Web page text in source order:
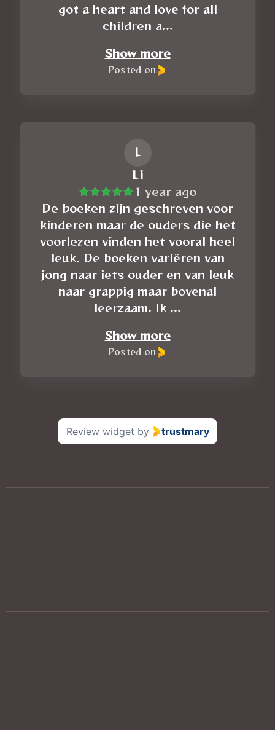
got a heart and love for all
children a...
Show more
Posted on
L
Li
1 year ago
De boeken zijn geschreven voor
kinderen maar de ouders die het
voorlezen vinden het vooral heel
leuk. De boeken variëren van
jong naar iets ouder en van leuk
naar grappig maar bovenal
leerzaam. Ik ...
Show more
Posted on
Review widget by trustmary